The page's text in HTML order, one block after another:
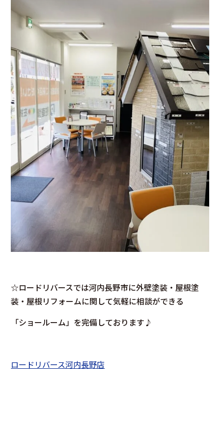
☆ロードリバースでは河内長野市に外壁塗装・屋根塗
装・屋根リフォームに関して気軽に相談ができる
「ショールーム」を完備しております♪
ロードリバース河内長野店